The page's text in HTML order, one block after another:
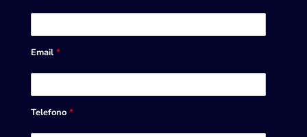
Email *
Telefono *